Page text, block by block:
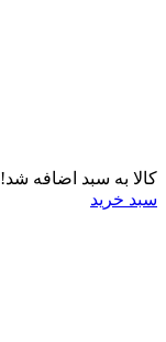
کالا به سبد اضافه شد!
سبد خرید